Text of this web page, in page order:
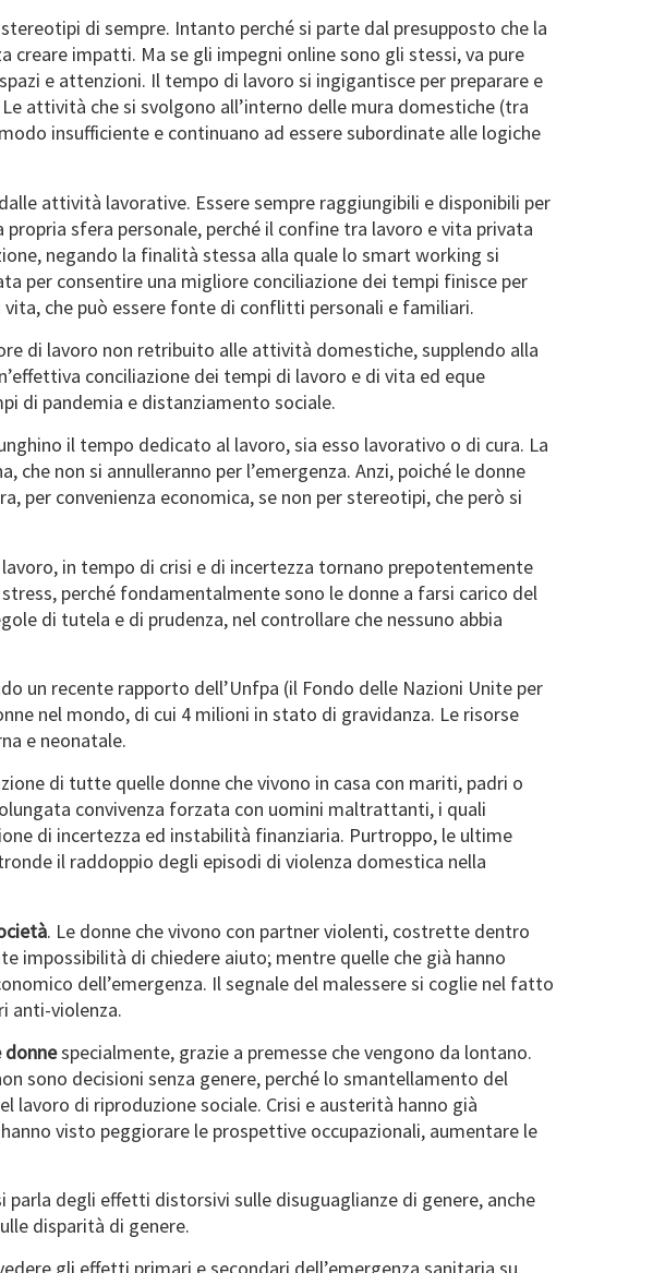
di sempre. Intanto perché si parte dal presupposto che la
creare impatti. Ma se gli impegni online sono gli stessi, va pure
e attenzioni. Il tempo di lavoro si ingigantisce per preparare e
attività che si svolgono all’interno delle mura domestiche (tra
insufficiente e continuano ad essere subordinate alle logiche
attività lavorative. Essere sempre raggiungibili e disponibili per
sfera personale, perché il confine tra lavoro e vita privata
negando la finalità stessa alla quale lo smart working si
per consentire una migliore conciliazione dei tempi finisce per
che può essere fonte di conflitti personali e familiari.
di lavoro non retribuito alle attività domestiche, supplendo alla
conciliazione dei tempi di lavoro e di vita ed eque
di pandemia e distanziamento sociale.
il tempo dedicato al lavoro, sia esso lavorativo o di cura. La
non si annulleranno per l’emergenza. Anzi, poiché le donne
per convenienza economica, se non per stereotipi, che però si
in tempo di crisi e di incertezza tornano prepotentemente
perché fondamentalmente sono le donne a farsi carico del
di tutela e di prudenza, nel controllare che nessuno abbia
un recente rapporto dell’Unfpa (il Fondo delle Nazioni Unite per
nel mondo, di cui 4 milioni in stato di gravidanza. Le risorse
e neonatale.
di tutte quelle donne che vivono in casa con mariti, padri o
convivenza forzata con uomini maltrattanti, i quali
di incertezza ed instabilità finanziaria. Purtroppo, le ultime
il raddoppio degli episodi di violenza domestica nella
. Le donne che vivono con partner violenti, costrette dentro
impossibilità di chiedere aiuto; mentre quelle che già hanno
dell’emergenza. Il segnale del malessere si coglie nel fatto
anti-violenza.
donnespecialmente, grazie a premesse che vengono da lontano.
sono decisioni senza genere, perché lo smantellamento del
di riproduzione sociale. Crisi e austerità hanno già
visto peggiorare le prospettive occupazionali, aumentare le
degli effetti distorsivi sulle disuguaglianze di genere, anche
disparità di genere.